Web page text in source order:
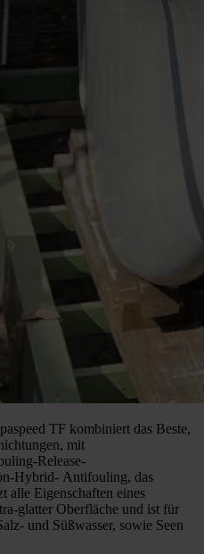
TF kombiniert das Beste,
mit
Release-
Hybrid- Antifouling, das
alle Eigenschaften eines
glatter Oberfläche und ist für
und Süßwasser, sowie Seen